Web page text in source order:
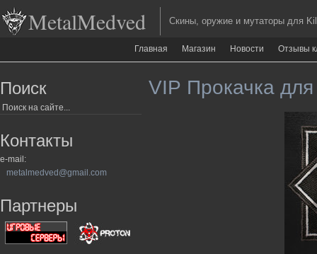
MetalMedved Скины, оружие и мутаторы для
Главная Магазин Новости Отзывы
Поиск
Контакты
e-mail:
metalmedved@gmail.com
Партнеры
VIP Прокачка